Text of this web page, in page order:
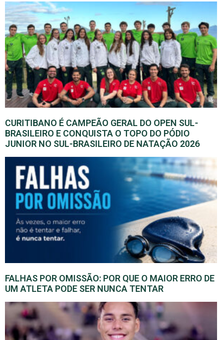
CURITIBANO É CAMPEÃO GERAL DO OPEN SUL-
BRASILEIRO E CONQUISTA O TOPO DO PÓDIO
JUNIOR NO SUL-BRASILEIRO DE NATAÇÃO 2026
FALHAS POR OMISSÃO: POR QUE O MAIOR ERRO DE
UM ATLETA PODE SER NUNCA TENTAR